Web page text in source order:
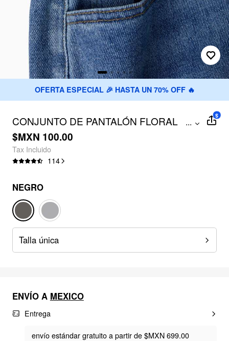
OFERTA ESPECIAL 🎉 HASTA UN 70% OFF 🔥
CONJUNTO DE PANTALÓN FLORAL
CON AJUSTADOR DE CINTURA
...
$MXN 100.00
Tax Incluido
114
$
NEGRO
Talla única
ENVÍO A MEXICO
Entrega
envío estándar gratuito a partir de $MXN 699.00